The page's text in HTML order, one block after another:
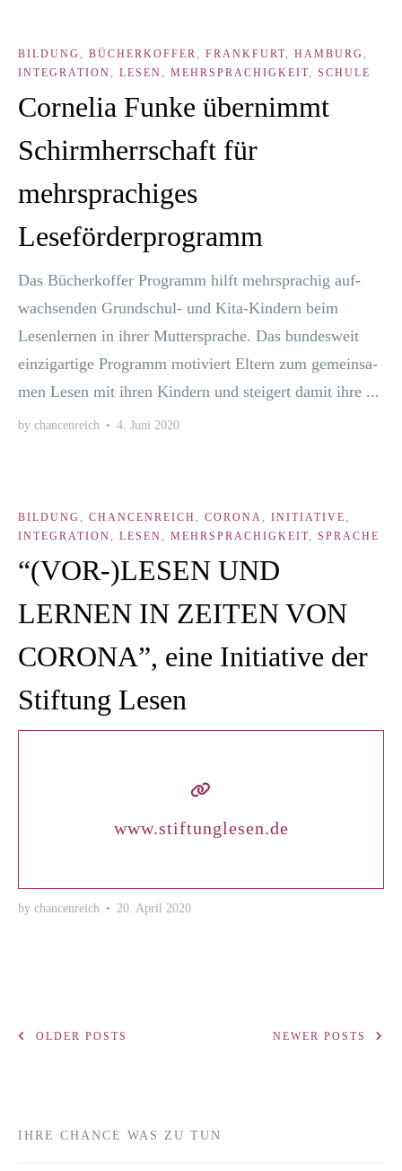
BILDUNG , BÜCHERKOFFER, FRANKFURT, HAMBURG ,
INTEGRATION, LESEN, MEHRSPRACHIGKEIT, SCHULE
Cornelia Funke übernimmt
Schirmherrschaft für
mehrsprachiges
Leseförderprogramm
Das Bücher­kof­fer Pro­gramm hilft mehr­spra­chig auf­
wach­sen­den Grun­d­­schul- und Kita-Kin­­dern beim
Lesen­ler­nen in ihrer Mut­ter­spra­che. Das bun­des­weit
ein­zig­ar­ti­ge Pro­gramm moti­viert Eltern zum gemein­sa­
men Lesen mit ihren Kin­dern und stei­gert damit ihre ...
by chancenreich • 4. Juni 2020
BILDUNG , CHANCENREICH , CORONA, INITIATIVE,
INTEGRATION, LESEN, MEHRSPRACHIGKEIT, SPRACHE
“(VOR-)LESEN UND
LERNEN IN ZEITEN VON
CORONA”, eine Initiative der
Stiftung Lesen
www.stiftunglesen.de
by chancenreich • 20. April 2020
POSTS
OLDER POSTS NEWER POSTS
IHRE CHANCE WAS ZU TUN